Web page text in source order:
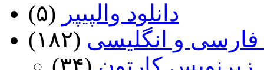
دانلود والپیپر (۵)
و انگلیسی (۱۸۲)